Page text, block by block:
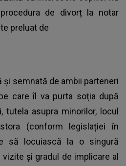
de divorț la notar
preluat de
și semnată de ambii parteneri
care îl va purta soția după
tutela asupra minorilor, locul
(conform legislației în
să locuiască la o singură
și gradul de implicare al